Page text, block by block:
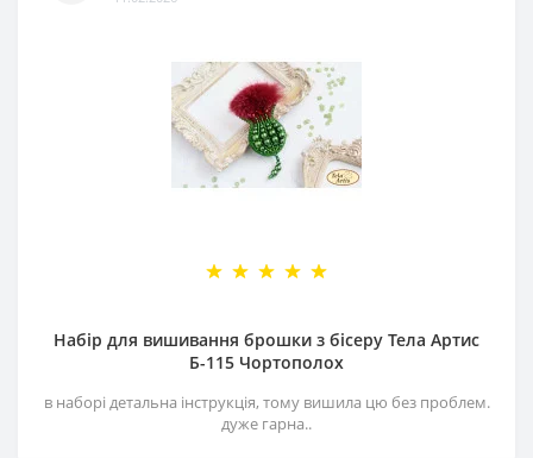
Набір для вишивання брошки з бісеру Тела Артис
Б-115 Чортополох
в наборі детальна інструкція, тому вишила цю без проблем.
дуже гарна..